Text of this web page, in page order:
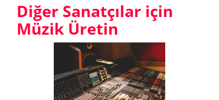
Diğer Sanatçılar için
Müzik Üretin